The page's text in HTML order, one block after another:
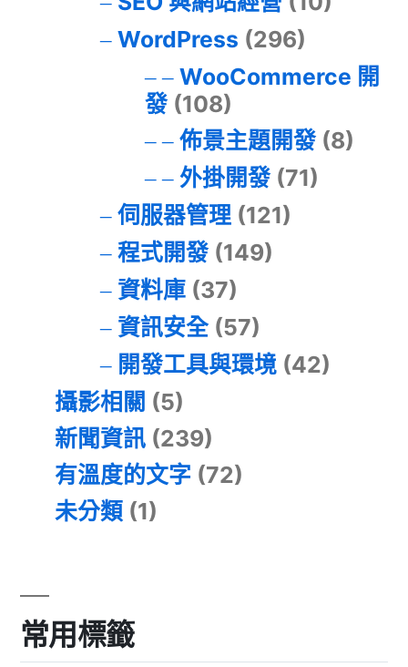
WordPress (296)
WooCommerce 開
發(108)
佈景主題開發(8)
外掛開發(71)
伺服器管理(121)
程式開發(149)
資料庫(37)
資訊安全(57)
開發工具與環境(42)
攝影相關 (5)
新聞資訊 (239)
有溫度的文字 (72)
未分類 (1)
常用標籤